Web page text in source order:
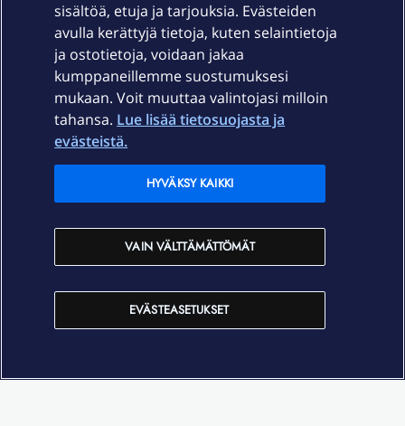
Palvelut
Ajankohtaista
Elisa Oyj
In English
sisältöä, etuja ja tarjouksia. Evästeiden
avulla kerättyjä tietoja, kuten selaintietoja
ja ostotietoja, voidaan jakaa
kumppaneillemme suostumuksesi
mukaan. Voit muuttaa valintojasi milloin
tahansa. Lue lisää tietosuojasta ja
evästeistä.
EVÄSTEASETUKSET
VAIN VÄLTTÄMÄTTÖMÄT
HYVÄKSY KAIKKI